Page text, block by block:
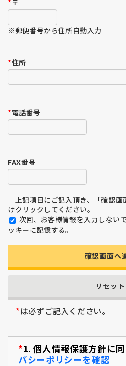
*〒
※郵便番号から住所自動入力
*住所
*電話番号
FAX番号
上記項目にご記入頂き、「確認画
けクリックしてください。
ッキーに記憶する。
確認画面へ
リセット
*は必ずご記入ください。
*1. 個人情報保護方針に同
バシーポリシーを確認